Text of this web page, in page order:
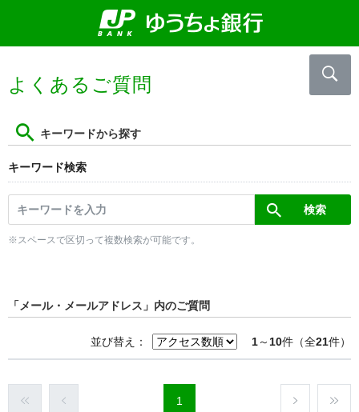
よくあるご質問
キーワードから探す
キーワード検索
※スペースで区切って複数検索が可能です。
「メール・メールアドレス」内のご質問
並び替え： 1～ 10件（全21件）
1